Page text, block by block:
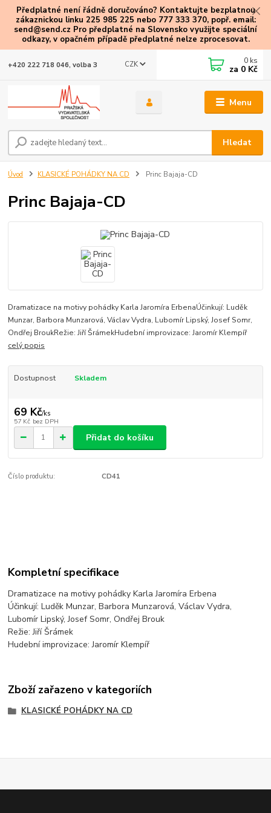
Předplatné není řádně doručováno? Kontaktujte bezplatnou
zákaznickou linku 225 985 225 nebo 777 333 370, popř. email:
send@send.cz Pro předplatné na Slovensko využijte speciální
odkazy, v opačném případě předplatné nelze zprocesovat.
Menu
CZK
Hledat
+420 222 718 046, volba 3 0 ks
za 0 Kč
Úvod KLASICKÉ POHÁDKY NA CD Princ Bajaja-CD
Princ Bajaja-CD
Dramatizace na motivy pohádky Karla Jaromíra ErbenaÚčinkují: Luděk
Munzar, Barbora Munzarová, Václav Vydra, Lubomír Lipský, Josef Somr,
Ondřej BroukRežie: Jiří ŠrámekHudební improvizace: Jaromír Klempíř
celý popis
Dostupnost Skladem
69 Kč/ks
57 Kč bez DPH
Přidat do košíku
Číslo produktu: CD41
Kompletní specifikace
Dramatizace na motivy pohádky Karla Jaromíra Erbena
Účinkují: Luděk Munzar, Barbora Munzarová, Václav Vydra,
Lubomír Lipský, Josef Somr, Ondřej Brouk
Režie: Jiří Šrámek
Hudební improvizace: Jaromír Klempíř
Zboží zařazeno v kategoriích
KLASICKÉ POHÁDKY NA CD